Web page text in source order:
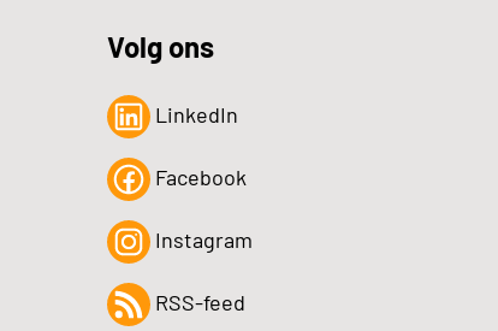
Volg ons
LinkedIn
Facebook
Instagram
RSS-feed